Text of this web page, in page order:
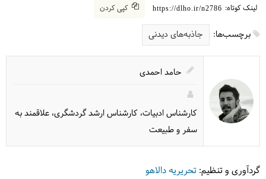
لینک کوتاه: https://dlho.ir/n2786 کپی کردن
برچسب‌ها: جاذبه‌های دیدنی
حامد احمدی
کارشناس ادبیات، کارشناس ارشد گردشگری، علاقمند به
سفر و طبیعت
گردآوری و تنظیم: تحریریه دالاهو